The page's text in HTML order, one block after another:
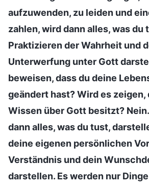
aufzuwenden, zu leiden und
zahlen, wird dann alles, was du
Praktizieren der Wahrheit und
Unterwerfung unter Gott
beweisen, dass du deine
geändert hast? Wird es zeigen,
Wissen über Gott besitzt?
dann alles, was du tust,
deine eigenen persönlichen
Verständnis und dein
darstellen. Es werden nur